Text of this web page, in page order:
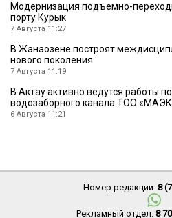
Модернизация подъемно-
порту Курык
7 Августа 11:27
В Жанаозене построят
нового поколения
7 Августа 11:19
В Актау активно ведутся работы
водозаборного канала ТОО
6 Августа 11:21
Номер редакции: 8
Рекламный отдел: 8